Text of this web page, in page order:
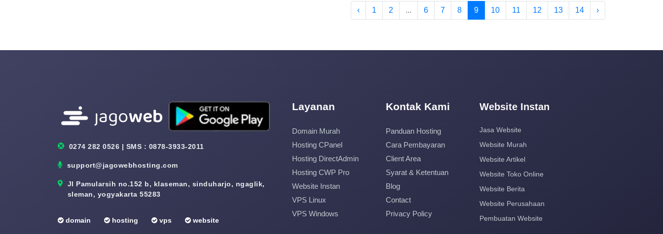
‹ 1 2 ... 6 7 8 9 10 11 12 13 14 ›
0274 282 0526 | SMS : 0878-3933-2011
support@jagowebhosting.com
Jl Pamularsih no.152 b, klaseman, sinduharjo, ngaglik,
sleman, yogyakarta 55283
domain hosting vps website
Layanan
Domain Murah
Hosting CPanel
Hosting DirectAdmin
Hosting CWP Pro
Website Instan
VPS Linux
VPS Windows
Kontak Kami
Panduan Hosting
Cara Pembayaran
Client Area
Syarat & Ketentuan
Blog
Contact
Privacy Policy
Website Instan
Jasa Website
Website Murah
Website Artikel
Website Toko Online
Website Berita
Website Perusahaan
Pembuatan Website